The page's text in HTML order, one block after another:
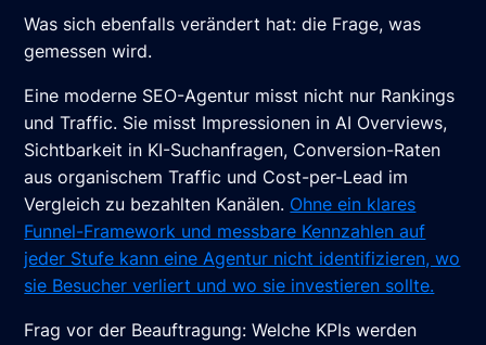
Was sich ebenfalls verändert hat: die Frage, was
gemessen wird.
Eine moderne SEO-Agentur misst nicht nur Rankings
und Traffic. Sie misst Impressionen in AI Overviews,
Sichtbarkeit in KI-Suchanfragen, Conversion-Raten
aus organischem Traffic und Cost-per-Lead im
Vergleich zu bezahlten Kanälen. Ohne ein klares
Funnel-Framework und messbare Kennzahlen auf
jeder Stufe kann eine Agentur nicht identifizieren, wo
sie Besucher verliert und wo sie investieren sollte.
Frag vor der Beauftragung: Welche KPIs werden